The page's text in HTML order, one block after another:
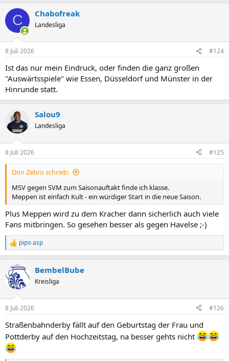
C Chabofreak
Landesliga
8 Juli 2026 #124
Ist das nur mein Eindruck, oder finden die ganz großen
"Auswärtsspiele" wie Essen, Düsseldorf und Münster in der
Hinrunde statt.
Salou9
Landesliga
8 Juli 2026 #125
Don Zebro schrieb:
MSV gegen SVM zum Saisonauftakt finde ich klasse.
Meppen ist einfach Kult - ein würdiger Start in die neue Saison.
Plus Meppen wird zu dem Kracher dann sicherlich auch viele
Fans mitbringen. So gesehen besser als gegen Havelse ;-)
R
e
k
t
i
e
:
pipo asp
BembelBube
Kreisliga
8 Juli 2026 #126
Straßenbahnderby fällt auf den Geburtstag der Frau und
Pottderby auf den Hochzeitstag, na besser gehts nicht